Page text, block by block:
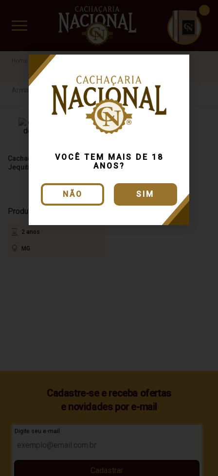
VOCÊ TEM MAIS DE 18
ANOS?
NÃO SIM
www.cachacarianacional.com.br
CUIDADO FRÁGIL
Cachaça
Cachaça Iluminada De Minas
Jequitiba 670ml
Produto Esgotado
2 anos
MG
Cadastre-se e receba ofertas
e novidades por e-mail
Digite seu e-mail
Cadastrar